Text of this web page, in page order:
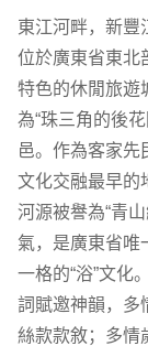
東江河畔，新
位於廣東省東北
特色的休閒旅遊
為“珠三角的後
邑。作為客家先
文化交融最早的
河源被譽為“青
氣，是廣東省唯
一格的“浴”文化
詞賦邀神韻，多
絲款款敘；多情